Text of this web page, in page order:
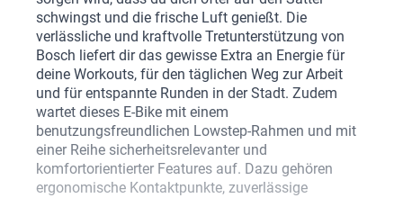
schwingst und die frische Luft genießt. Die
verlässliche und kraftvolle Tretunterstützung von
Bosch liefert dir das gewisse Extra an Energie für
deine Workouts, für den täglichen Weg zur Arbeit
und für entspannte Runden in der Stadt. Zudem
wartet dieses E-Bike mit einem
benutzungsfreundlichen Lowstep-Rahmen und mit
einer Reihe sicherheitsrelevanter und
komfortorientierter Features auf. Dazu gehören
ergonomische Kontaktpunkte, zuverlässige